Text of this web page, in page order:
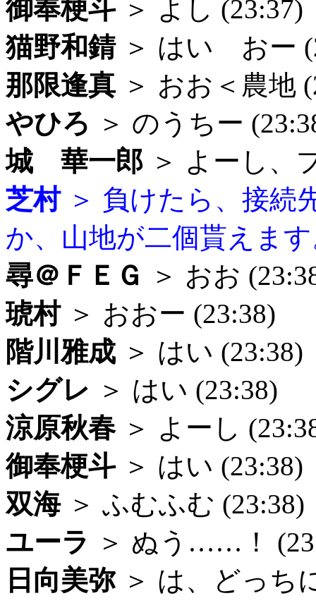
御奉梗斗＞ よし (23:37)
猫野和錆＞ はい おー
那限逢真 ＞ おお＜農地
やひろ ＞ のうちー
城 華一郎 ＞ よーし、
芝村＞ 負けたら、接続
か、山地が二個貰えます
尋＠ＦＥＧ
＞ おお
琥村＞ おおー (23:38)
階川雅成 ＞ はい (23:38)
シグレ ＞ はい (23:38)
涼原秋春＞ よーし
御奉梗斗＞ はい (23:38)
双海＞ ふむふむ (23:38)
ユーラ ＞ ぬう……！
日向美弥 ＞ は、どっち